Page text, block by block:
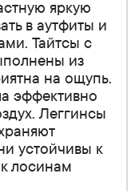
яркую
в аутфиты и
Тайтсы с
из
на ощупь.
эффективно
Леггинсы
устойчивы к
лосинам